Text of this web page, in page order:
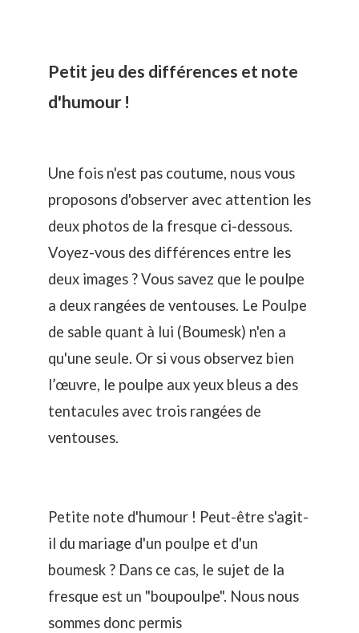
Petit jeu des différences et note
d'humour !
Une fois n'est pas coutume, nous vous
proposons d'observer avec attention les
deux photos de la fresque ci-dessous.
Voyez-vous des différences entre les
deux images ? Vous savez que le poulpe
a deux rangées de ventouses. Le Poulpe
de sable quant à lui (Boumesk) n'en a
qu'une seule. Or si vous observez bien
l’œuvre, le poulpe aux yeux bleus a des
tentacules avec trois rangées de
ventouses.
Petite note d'humour ! Peut-être s'agit-
il du mariage d'un poulpe et d'un
boumesk ? Dans ce cas, le sujet de la
fresque est un "boupoulpe". Nous nous
sommes donc permis